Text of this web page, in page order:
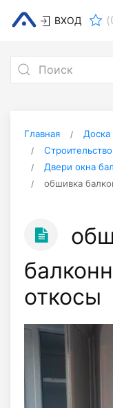
ВХОД (
Главная
Доска
Двери окна
обшивка
откосы